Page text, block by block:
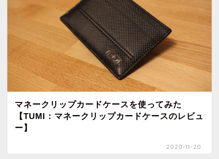
マネークリップカードケースを使ってみた
【TUMI：マネークリップカードケースのレビュ
ー】
2020-11-20